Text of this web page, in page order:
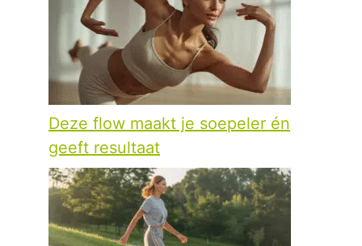
Deze flow maakt je soepeler én
geeft resultaat